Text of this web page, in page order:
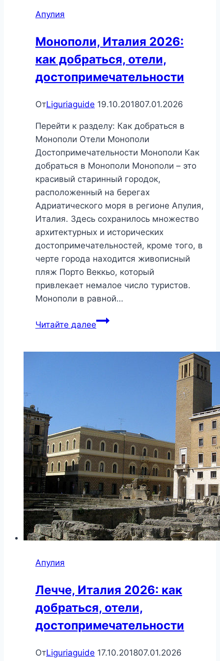
Апулия
Монополи, Италия 2026:
как добраться, отели,
достопримечательности
ОтLiguriaguide 19.10.201807.01.2026
Перейти к разделу: Как добраться в
Монополи Отели Монополи
Достопримечательности Монополи Как
добраться в Монополи Монополи – это
красивый старинный городок,
расположенный на берегах
Адриатического моря в регионе Апулия,
Италия. Здесь сохранилось множество
архитектурных и исторических
достопримечательностей, кроме того, в
черте города находится живописный
пляж Порто Веккьо, который
привлекает немалое число туристов.
Монополи в равной…
Читайте далееМонополи,
достопримечательности
Апулия
Лечче, Италия 2026: как
добраться, отели,
достопримечательности
ОтLiguriaguide 17.10.201807.01.2026